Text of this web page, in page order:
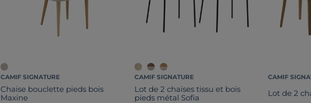
CAMIF SIGNATURE
Chaise bouclette pieds bois
Maxine
CAMIF SIGNATURE
Lot de 2 chaises tissu et bois
pieds métal Sofia
CAMIF
Lot de 2